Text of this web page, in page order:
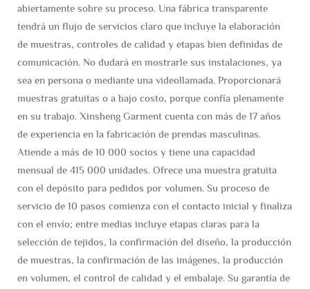
abiertamente sobre su proceso. Una fábrica transparente
tendrá un flujo de servicios claro que incluye la elaboración
de muestras, controles de calidad y etapas bien definidas de
comunicación. No dudará en mostrarle sus instalaciones, ya
sea en persona o mediante una videollamada. Proporcionará
muestras gratuitas o a bajo costo, porque confía plenamente
en su trabajo. Xinsheng Garment cuenta con más de 17 años
de experiencia en la fabricación de prendas masculinas.
Atiende a más de 10 000 socios y tiene una capacidad
mensual de 415 000 unidades. Ofrece una muestra gratuita
con el depósito para pedidos por volumen. Su proceso de
servicio de 10 pasos comienza con el contacto inicial y finaliza
con el envío; entre medias incluye etapas claras para la
selección de tejidos, la confirmación del diseño, la producción
de muestras, la confirmación de las imágenes, la producción
en volumen, el control de calidad y el embalaje. Su garantía de